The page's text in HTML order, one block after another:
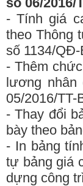
- Tính giá
theo Thông
số 1134/QĐ-
- Thêm
lương nhân
05/2016/TT-
- Thay đổi
bày theo
- In bảng
tự bảng giá
dựng công